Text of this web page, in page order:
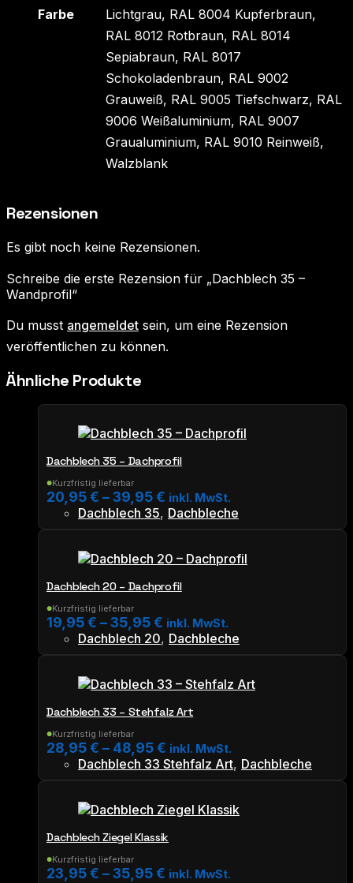
Farbe
Lichtgrau, RAL 8004 Kupferbraun,
RAL 8012 Rotbraun, RAL 8014
Sepiabraun, RAL 8017
Schokoladenbraun, RAL 9002
Grauweiß, RAL 9005 Tiefschwarz, RAL
9006 Weißaluminium, RAL 9007
Graualuminium, RAL 9010 Reinweiß,
Walzblank
Rezensionen
Es gibt noch keine Rezensionen.
Schreibe die erste Rezension für „Dachblech 35 –
Wandprofil“
Du musst angemeldet sein, um eine Rezension
veröffentlichen zu können.
Ähnliche Produkte
Dachblech 35 – Dachprofil
●Kurzfristig lieferbar
20,95€ –39,95€ inkl. MwSt.
Dachblech 35, Dachbleche
Varianten
auf.
Die
Optionen
gewählt
werden
Dachblech 20 – Dachprofil
●Kurzfristig lieferbar
19,95€ –35,95€ inkl. MwSt.
Dachblech 20, Dachbleche
Varianten
auf.
Die
Optionen
gewählt
werden
Dachblech 33 – Stehfalz Art
●Kurzfristig lieferbar
28,95€ – 48,95€ inkl. MwSt.
Dachblech 33 Stehfalz Art, Dachbleche
Varianten
auf.
Die
Dachblech Ziegel Klassik
●Kurzfristig lieferbar
23,95€ –35,95€ inkl. MwSt.